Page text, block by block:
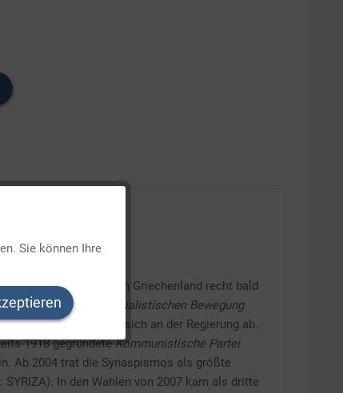
etablierte sich in Griechenland recht bald
Panhellenischen Sozialistischen Bewegung
und wechselten sich an der Regierung ab.
1918 gegründeteKommunistische Partei
Ab 2004 trat die Synaspismos als größte
In den Wahlen von 2007 kam als dritte
Inaktiv
Inaktiv
Sie können Ihre